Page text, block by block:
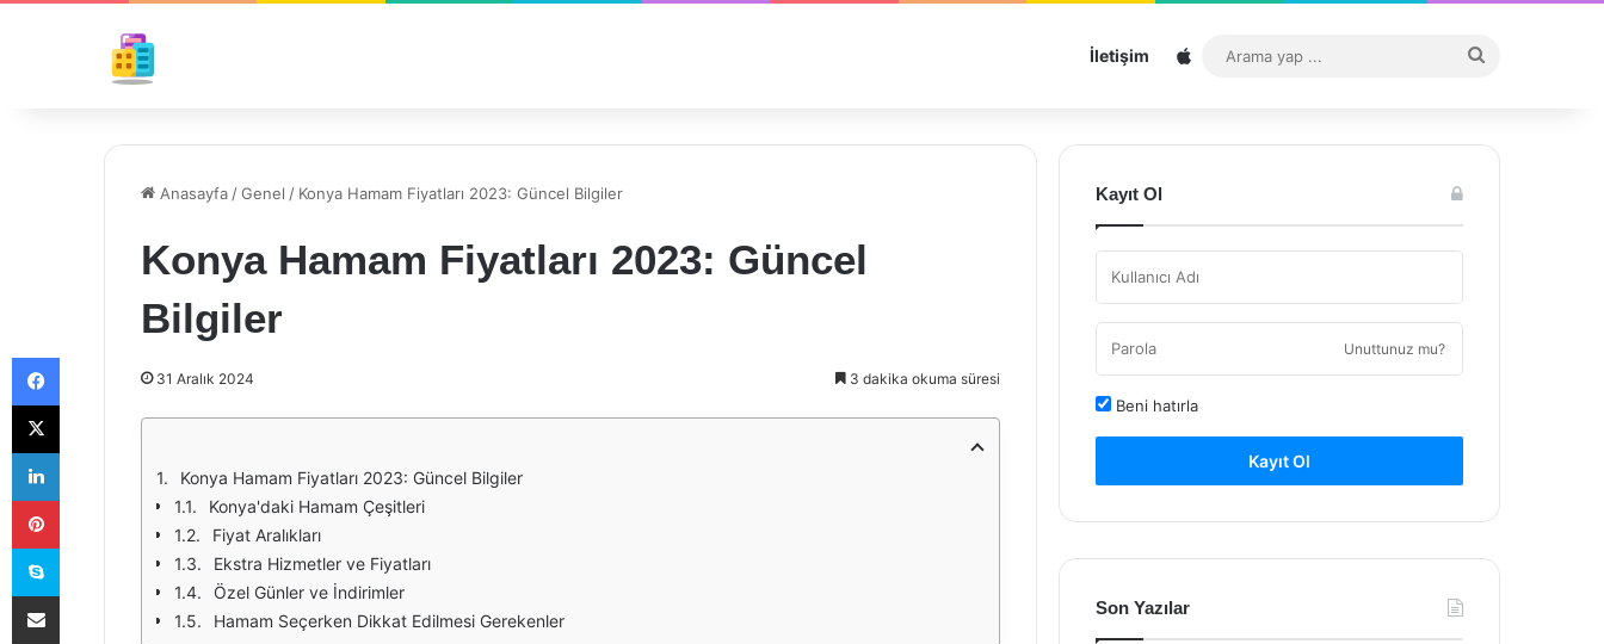
İletişim Sitemap
...
Anasayfa /Genel / Konya Hamam Fiyatları 2023: Güncel Bilgiler
Konya Hamam Fiyatları 2023: Güncel
Bilgiler
31 Aralık 2024 3 dakika okuma süresi
Konya Hamam Fiyatları 2023: Güncel Bilgiler
Konya'daki Hamam Çeşitleri
Fiyat Aralıkları
Ekstra Hizmetler ve Fiyatları
Özel Günler ve İndirimler
Hamam Seçerken Dikkat Edilmesi Gerekenler
Kayıt Ol
Unuttunuz mu?
Beni hatırla
Kayıt Ol
Son Yazılar
Facebook
X
LinkedIn
Pinterest
Skype
E-Posta ile paylaş